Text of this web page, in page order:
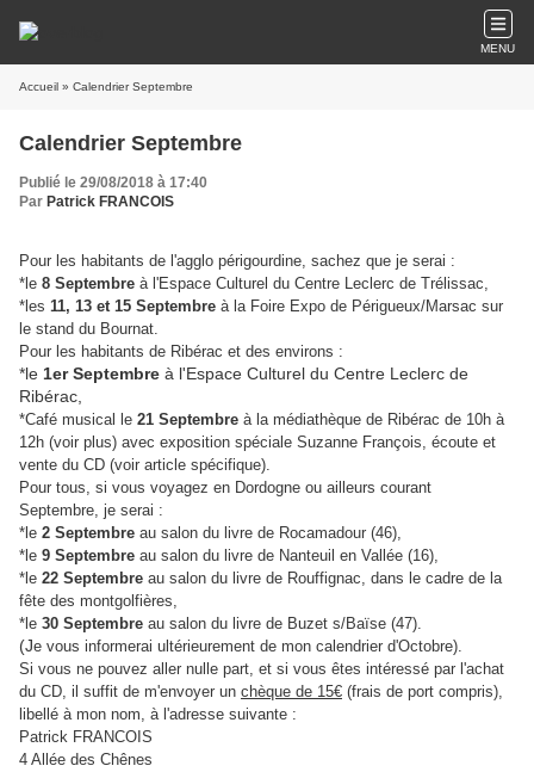
MENU
Accueil » Calendrier Septembre
Calendrier Septembre
Publié le 29/08/2018 à 17:40
Par Patrick FRANCOIS
Pour les habitants de l'agglo périgourdine, sachez que je serai :
*le 8 Septembre à l'Espace Culturel du Centre Leclerc de Trélissac,
*les 11, 13 et 15 Septembre à la Foire Expo de Périgueux/Marsac sur
le stand du Bournat.
Pour les habitants de Ribérac et des environs :
*le 1er Septembre à l'Espace Culturel du Centre Leclerc de
Ribérac,
*Café musical le 21 Septembre à la médiathèque de Ribérac de 10h à
12h (voir plus) avec exposition spéciale Suzanne François, écoute et
vente du CD (voir article spécifique).
Pour tous, si vous voyagez en Dordogne ou ailleurs courant
Septembre, je serai :
*le 2 Septembre au salon du livre de Rocamadour (46),
*le 9 Septembre au salon du livre de Nanteuil en Vallée (16),
*le 22 Septembre au salon du livre de Rouffignac, dans le cadre de la
fête des montgolfières,
*le 30 Septembre au salon du livre de Buzet s/Baïse (47).
(Je vous informerai ultérieurement de mon calendrier d'Octobre).
Si vous ne pouvez aller nulle part, et si vous êtes intéressé par l'achat
du CD, il suffit de m'envoyer un chèque de 15€ (frais de port compris),
libellé à mon nom, à l'adresse suivante :
Patrick FRANCOIS
4 Allée des Chênes